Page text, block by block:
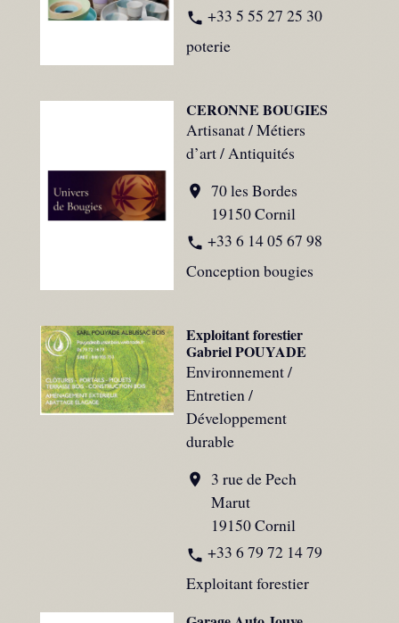
phone +33 5 55 27 25 30
poterie
CERONNE BOUGIES
Artisanat / Métiers
d’art / Antiquités
location_on 70 les Bordes
19150 Cornil
phone +33 6 14 05 67 98
Conception bougies
Exploitant forestier
Gabriel POUYADE
Environnement /
Entretien /
Développement
durable
location_on
3 rue de Pech
Marut
19150 Cornil
phone +33 6 79 72 14 79
Exploitant forestier